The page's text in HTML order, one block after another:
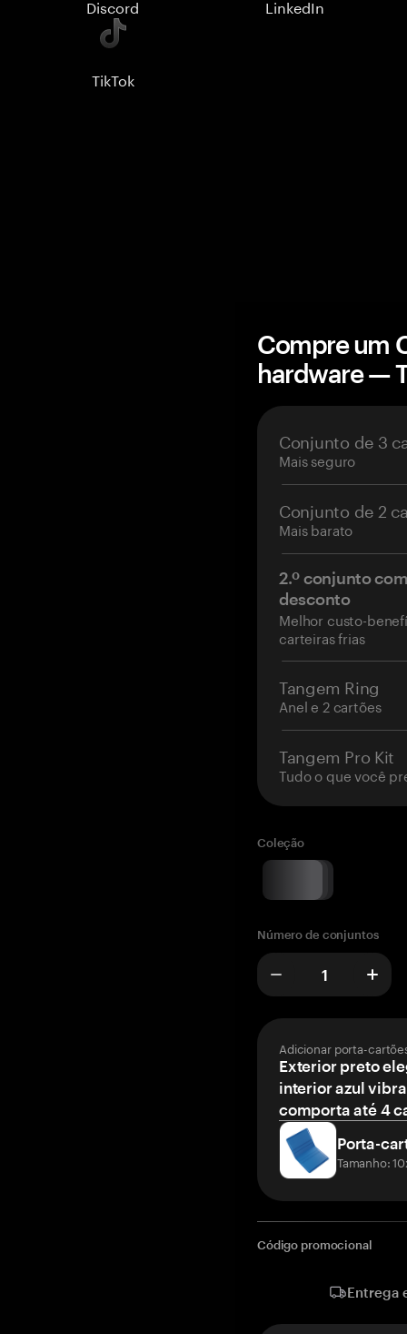
Discord LinkedIn
TikTok
Compre um
hardware —
Conjunto de 3
Mais seguro
Conjunto de 2
Mais barato
2.º conjunto
desconto
Melhor custo-
carteiras frias
Tangem Ring
Anel e 2 cartões
Tangem Pro Kit
Tudo o que você
Coleção
Número de conjuntos
Adicionar porta-
Exterior preto
interior azul
comporta até 4
Porta-
Tamanho:
Código promocional
Entrega